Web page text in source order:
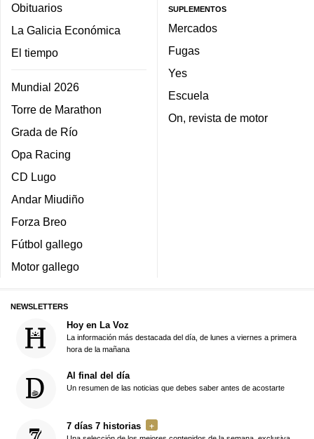
Obituarios
La Galicia Económica
El tiempo
Mundial 2026
Torre de Marathon
Grada de Río
Opa Racing
CD Lugo
Andar Miudiño
Forza Breo
Fútbol gallego
Motor gallego
SUPLEMENTOS
Mercados
Fugas
Yes
Escuela
On, revista de motor
NEWSLETTERS
Hoy en La Voz
La información más destacada del día, de lunes a viernes a primera
hora de la mañana
Al final del día
Un resumen de las noticias que debes saber antes de acostarte
7 días 7 historias